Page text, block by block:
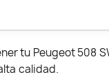
tu Peugeot 508
calidad.